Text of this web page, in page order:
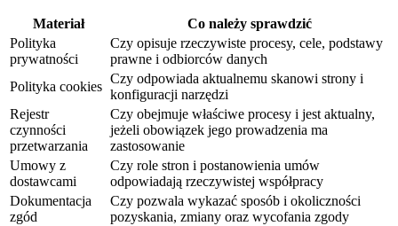
Materiał
Co należy sprawdzić
Polityka
prywatności
Czy opisuje rzeczywiste procesy, cele, podstawy
prawne i odbiorców danych
Polityka cookies
Czy odpowiada aktualnemu skanowi strony i
konfiguracji narzędzi
Rejestr
czynności
przetwarzania
Czy obejmuje właściwe procesy i jest aktualny,
jeżeli obowiązek jego prowadzenia ma
zastosowanie
Umowy z
dostawcami
Czy role stron i postanowienia umów
odpowiadają rzeczywistej współpracy
Dokumentacja
zgód
Czy pozwala wykazać sposób i okoliczności
pozyskania, zmiany oraz wycofania zgody